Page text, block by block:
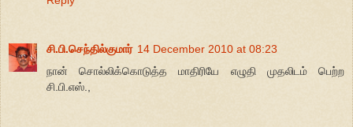
சி.பி.செந்தில்குமார் 14 December 2010 at 08:23
நான் சொல்லிக்கொடுத்த மாதிரியே எழுதி முதலிடம் பெற்ற
சி.பி.எஸ்.,